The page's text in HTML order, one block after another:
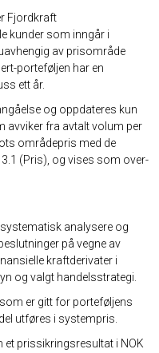
Fjordkraft
kunder som inngår i
av prisområde
porteføljen har en
ett år.
og oppdateres kun
avviker fra avtalt volum per
områdepris med de
(Pris), og vises som over-
analysere og
på vegne av
kraftderivater i
og valgt handelsstrategi.
er gitt for porteføljens
utføres i systempris.
et prissikringsresultat i NOK